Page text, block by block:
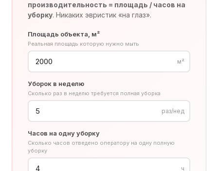
производительность = площадь / часов на
уборку. Никаких эвристик «на глаз».
Площадь объекта, м²
Реальная площадь которую нужно мыть
м²
Уборок в неделю
Сколько раз в неделю требуется полная уборка
раз/нед
Часов на одну уборку
Сколько часов отведено оператору на одну полную
уборку
ч